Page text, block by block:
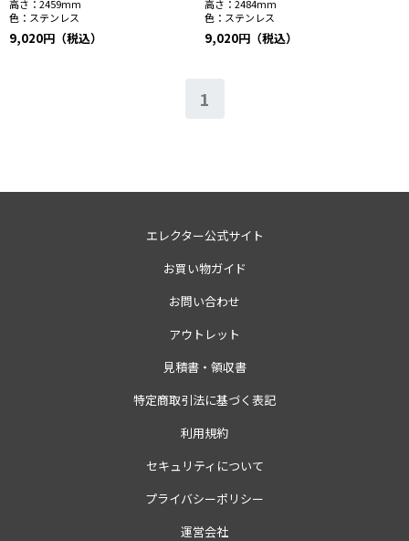
高さ： 2459mm
色： ステンレス
9,020円（税込）
高さ： 2484mm
色： ステンレス
9,020円（税込）
1
エレクター公式サイト
お買い物ガイド
お問い合わせ
アウトレット
見積書・領収書
特定商取引法に基づく表記
利用規約
セキュリティについて
プライバシーポリシー
運営会社